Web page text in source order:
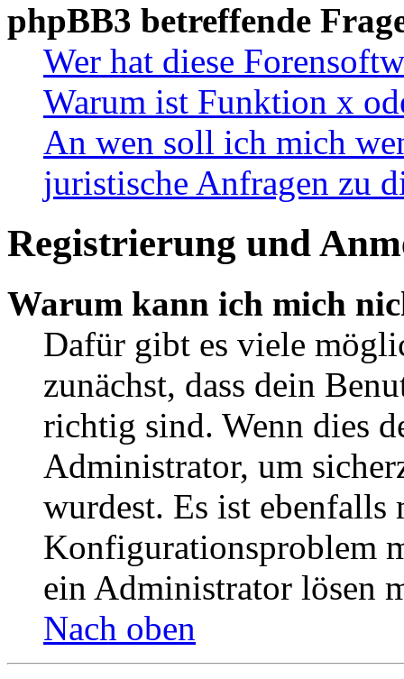
phpBB3 betreffende
Wer hat diese
Warum ist Funktion x
An wen soll ich mich
juristische Anfragen zu
Registrierung und
Warum kann ich mich
Dafür gibt es viele
zunächst, dass dein
richtig sind. Wenn dies
Administrator, um
wurdest. Es ist ebenfalls
Konfigurationsproblem
ein Administrator lösen
Nach oben